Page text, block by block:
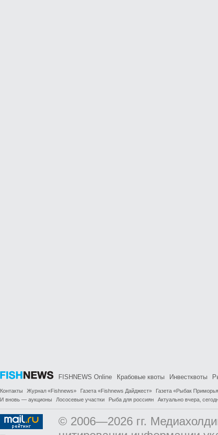
FISHNEWS Online Крабовые квоты Инвестквоты
Контакты Журнал «Fishnews» Газета «Fishnews Дайджест»
Газета «Рыбак
И вновь — аукционы
Лососевые участки Рыба для россиян Актуально вчера,
© 2006—2026 гг.